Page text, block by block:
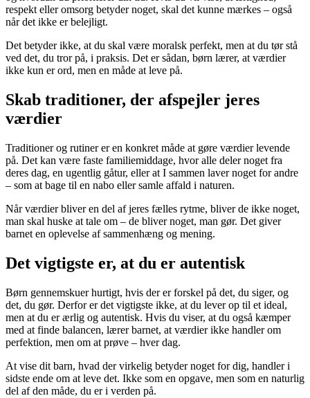
respekt eller omsorg betyder noget, skal det kunne mærkes – også
når det ikke er belejligt.
Det betyder ikke, at du skal være moralsk perfekt, men at du tør stå
ved det, du tror på, i praksis. Det er sådan, børn lærer, at værdier
ikke kun er ord, men en måde at leve på.
Skab traditioner, der afspejler jeres
værdier
Traditioner og rutiner er en konkret måde at gøre værdier levende
på. Det kan være faste familiemiddage, hvor alle deler noget fra
deres dag, en ugentlig gåtur, eller at I sammen laver noget for andre
– som at bage til en nabo eller samle affald i naturen.
Når værdier bliver en del af jeres fælles rytme, bliver de ikke noget,
man skal huske at tale om – de bliver noget, man gør. Det giver
barnet en oplevelse af sammenhæng og mening.
Det vigtigste er, at du er autentisk
Børn gennemskuer hurtigt, hvis der er forskel på det, du siger, og
det, du gør. Derfor er det vigtigste ikke, at du lever op til et ideal,
men at du er ærlig og autentisk. Hvis du viser, at du også kæmper
med at finde balancen, lærer barnet, at værdier ikke handler om
perfektion, men om at prøve – hver dag.
At vise dit barn, hvad der virkelig betyder noget for dig, handler i
sidste ende om at leve det. Ikke som en opgave, men som en naturlig
del af den måde, du er i verden på.